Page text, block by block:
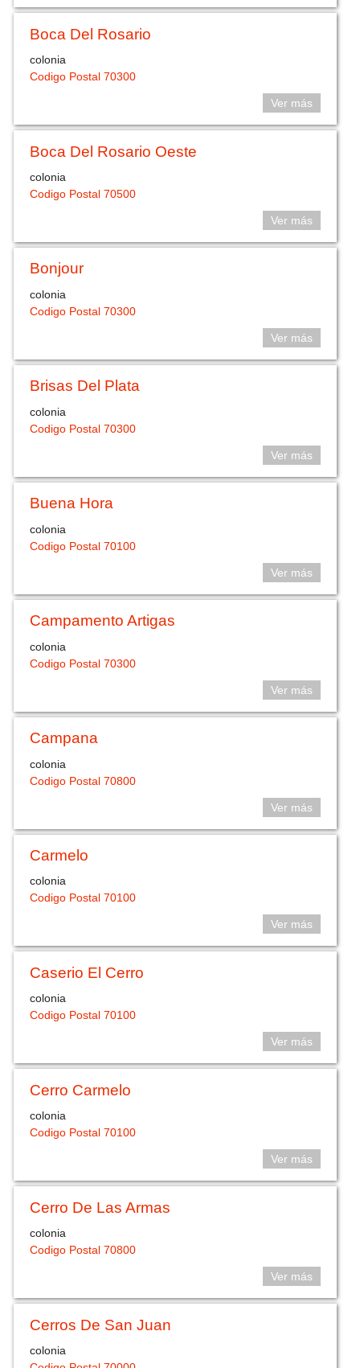
Boca Del Rosario
colonia
Codigo Postal 70300
Ver más
Boca Del Rosario Oeste
colonia
Codigo Postal 70500
Ver más
Bonjour
colonia
Codigo Postal 70300
Ver más
Brisas Del Plata
colonia
Codigo Postal 70300
Ver más
Buena Hora
colonia
Codigo Postal 70100
Ver más
Campamento Artigas
colonia
Codigo Postal 70300
Ver más
Campana
colonia
Codigo Postal 70800
Ver más
Carmelo
colonia
Codigo Postal 70100
Ver más
Caserio El Cerro
colonia
Codigo Postal 70100
Ver más
Cerro Carmelo
colonia
Codigo Postal 70100
Ver más
Cerro De Las Armas
colonia
Codigo Postal 70800
Ver más
Cerros De San Juan
colonia